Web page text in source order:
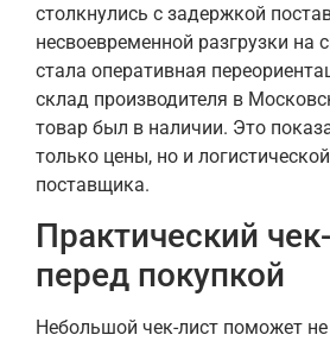
столкнулись с задержкой
несвоевременной разгрузки на
стала оперативная
склад производителя в
товар был в наличии. Это
только цены, но и
поставщика.
Практический
перед покупкой
Небольшой чек-лист поможет